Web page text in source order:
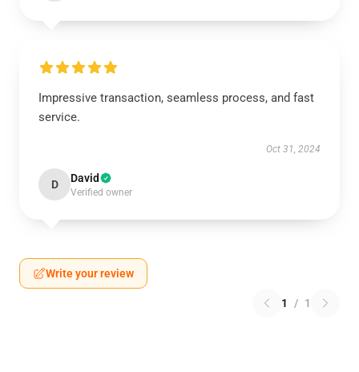
Impressive transaction, seamless process, and fast
service.
Oct 31, 2024
D David
Verified owner
Write your review
1 / 1